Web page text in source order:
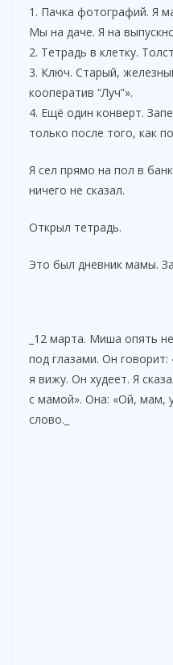
1. Пачка фотографий. Я
Мы на даче. Я на
2. Тетрадь в клетку.
3. Ключ. Старый,
кооператив “Луч”».
4. Ещё один конверт.
только после того, как
Я сел прямо на пол в
ничего не сказал.
Открыл тетрадь.
Это был дневник мамы.
_12 марта. Миша опять
под глазами. Он
я вижу. Он худеет. Я
с мамой». Она: «Ой, мам,
слово._